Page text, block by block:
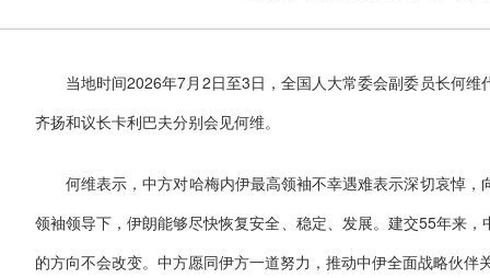
当地时间2026年7月2日至3日，全国人大常委会副委员长何
齐扬和议长卡利巴夫分别会见何维。
何维表示，中方对哈梅内伊最高领袖不幸遇难表示深切哀悼
领袖领导下，伊朗能够尽快恢复安全、稳定、发展。建交55年来
的方向不会改变。中方愿同伊方一道努力，推动中伊全面战略伙伴